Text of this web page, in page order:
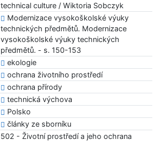
technical culture / Wiktoria Sobczyk
Modernizace vysokoškolské výuky
technických předmětů. Modernizace
vysokoškolské výuky technických
předmětů. - s. 150-153
ekologie
ochrana životního prostředí
ochrana přírody
technická výchova
Polsko
články ze sborníku
502 - Životní prostředí a jeho ochrana